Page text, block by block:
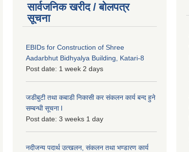
सार्वजनिक खरीद / बोलपत्र
सूचना
EBIDs for Construction of Shree
Aadarbhut Bidhyalya Building, Katari-8
Post date: 1 week 2 days
जडीबुटी तथा कबाडी निकासी कर संकलन कार्य बन्द हुने
सम्बन्धी सूचना l
Post date: 3 weeks 1 day
नदीजन्य पदार्थ उत्खलन, संकलन तथा भण्डारण कार्य